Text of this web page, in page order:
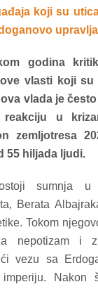
koji su
godina
vlasti koji
vlada je
reakciju u
zemljotresa
55 hiljada ljudi.
sumnja u
Berata
Tokom
nepotizam i
vezu sa
Nakon